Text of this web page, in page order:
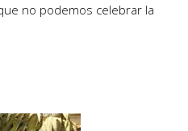
no podemos celebrar la